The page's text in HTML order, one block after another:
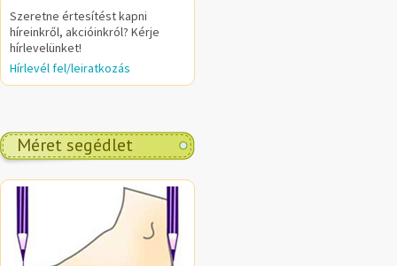
Szeretne értesítést kapni
híreinkről, akcióinkról? Kérje
hírlevelünket!
Hírlevél fel/leiratkozás
Méret segédlet